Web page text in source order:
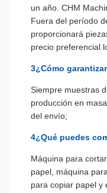
un año. CHM
Fuera del período
proporcionará
precio preferencial
3¿Cómo
Siempre muestras
producción en
del envío;
4¿Qué puedes
Máquina para
papel, máquina
para copiar papel y